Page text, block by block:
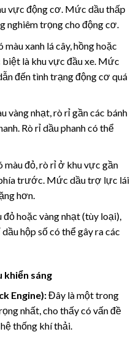
vực động cơ. Mức dầu thấp
nghiêm trọng cho động cơ.
xanh lá cây, hồng hoặc
là khu vực đầu xe. Mức
đến tình trạng động cơ quá
vàng nhạt, rò rỉ gần các bánh
Rò rỉ dầu phanh có thể
đỏ, rò rỉ ở khu vực gần
trước. Mức dầu trợ lực lái
hơn.
hoặc vàng nhạt (tùy loại),
hộp số có thể gây ra các
khiển sáng
Engine):Đây là một trong
nhất, cho thấy có vấn đề
thống khí thải.